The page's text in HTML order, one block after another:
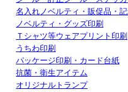
名入れノベルティ・販促品・記
ノベルティ・グッズ印刷
Ｔシャツ等ウェアプリント印刷
うちわ印刷
パッケージ印刷・カード台紙
抗菌・衛生アイテム
オリジナルトランプ